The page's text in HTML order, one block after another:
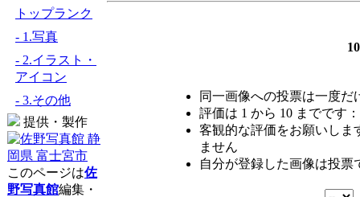
トップランク
- 1.写真
- 2.イラスト・
アイコン
- 3.その他
提供・製作
このページは佐
野写真館編集・
同一画像への投票は一度だ
評価は 1 から 10 までです
客観的な評価をお願いしま
ません
自分が登録した画像は投票